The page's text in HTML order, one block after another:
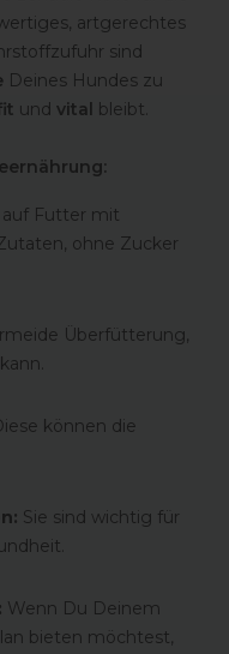
artgerechtes
sind
Deines Hundes zu
und vital bleibt.
Futter mit
ohne Zucker
Überfütterung,
können die
Sie sind wichtig für
Wenn Du Deinem
bieten möchtest,